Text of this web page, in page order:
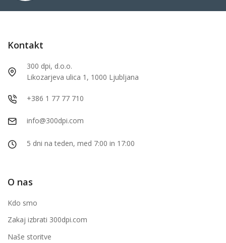
Kontakt
300 dpi, d.o.o.
Likozarjeva ulica 1, 1000 Ljubljana
+386 1 77 77 710
info@300dpi.com
5 dni na teden, med 7:00 in 17:00
O nas
Kdo smo
Zakaj izbrati 300dpi.com
Naše storitve